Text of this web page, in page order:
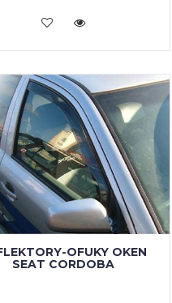
VLOŽIT DO KOŠÍKU
OFUKY OKEN
SEAT CORDOBA